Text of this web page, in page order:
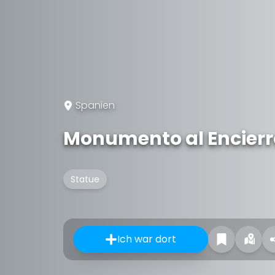
Spanien
Monumento al
Statue
Ich war dort